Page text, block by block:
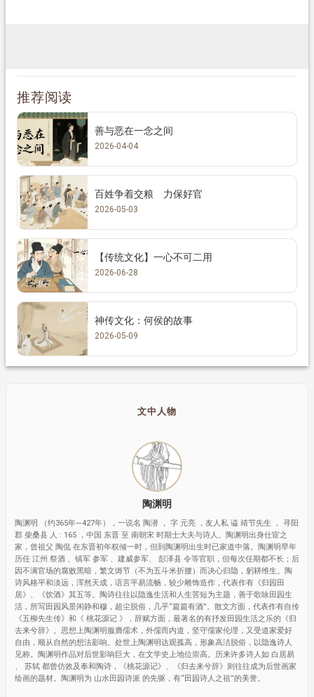
推荐阅读
善与恶在一念之间
2026-04-04
百姓争着交粮 力保好官
2026-05-03
【传统文化】一心不可二用
2026-06-28
神传文化：何侯的故事
2026-05-09
文中人物
陶渊明
陶渊明 （约365年—427年），一说名 陶潜 ， 字 元亮 ，友人私 谥 靖节先生 ， 寻阳
郡 柴桑县 人 : 165 ，中国 东晋 至 南朝宋 时期士大夫与诗人。陶渊明出身仕宦之
家，曾祖父 陶侃 在东晋初年权倾一时，但到陶渊明出生时已家道中落。陶渊明早年
历任 江州 祭酒 、镇军 参军 、建威参军、 彭泽县 令等官职，但每次任期都不长；后
因不满官场的腐败黑暗，繁文缛节（不为五斗米折腰）而决心归隐，躬耕维生。陶
诗风格平和淡远，浑然天成，语言平易流畅，较少雕饰造作，代表作有《归园田
居》、《饮酒》其五等。陶诗往往以隐逸生活和人生苦短为主题，善于歌咏田园生
活，所写田园风景闲静和穆，超尘脱俗，几乎“篇篇有酒”。散文方面，代表作有自传
《五柳先生传》和《 桃花源记 》，辞赋方面，最著名的有抒发田园生活之乐的《归
去来兮辞》。思想上陶渊明服膺儒术，外儒而内道，坚守儒家伦理，又受道家爱好
自由，顺从自然的想法影响。处世上陶渊明达观孤高，形象高洁脱俗，以隐逸诗人
见称。陶渊明作品对后世影响巨大，在文学史上地位崇高。历来许多诗人如 白居易
、 苏轼 都曾仿效及奉和陶诗，《桃花源记》、《归去来兮辞》则往往成为后世画家
绘画的题材。陶渊明为 山水田园诗派 的先驱，有“田园诗人之祖”的美誉。